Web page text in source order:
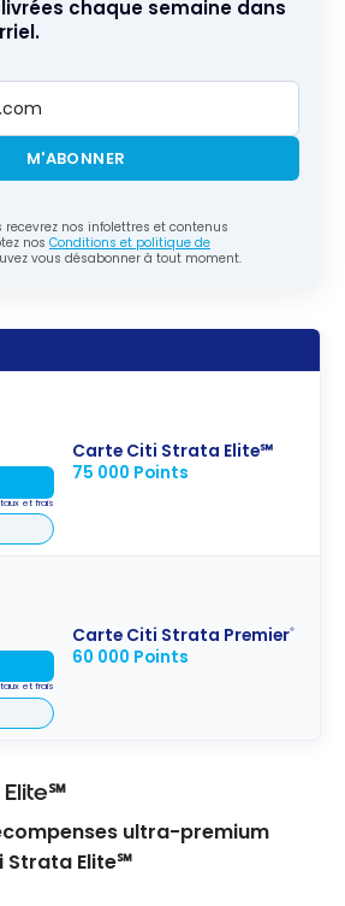
chaque semaine dans
M'ABONNER
recevrez nos infolettres et contenus
nos Conditions et politique de
vous désabonner à tout moment.
Carte Citi Strata Elite℠
75 000 Points
et frais
Carte Citi Strata Premier®
60 000 Points
et frais
Elite℠
ultra-premium
Strata Elite℠